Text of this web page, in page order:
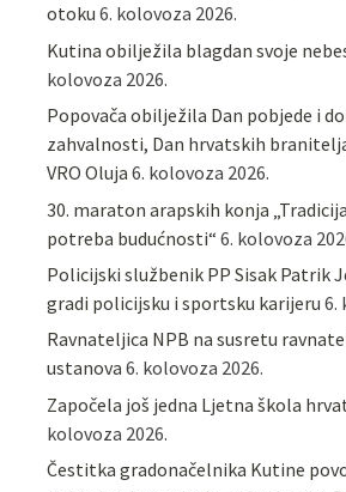
otoku 6. kolovoza 2026.
Kutina obilježila blagdan svoje
kolovoza 2026.
Popovača obilježila Dan pobjede i
zahvalnosti, Dan hrvatskih
VRO Oluja 6. kolovoza 2026.
30. maraton arapskih konja
potreba budućnosti“ 6. kolovoza
Policijski službenik PP Sisak Patrik
gradi policijsku i sportsku karijeru 6.
Ravnateljica NPB na susretu
ustanova 6. kolovoza 2026.
Započela još jedna Ljetna škola
kolovoza 2026.
Čestitka gradonačelnika Kutine